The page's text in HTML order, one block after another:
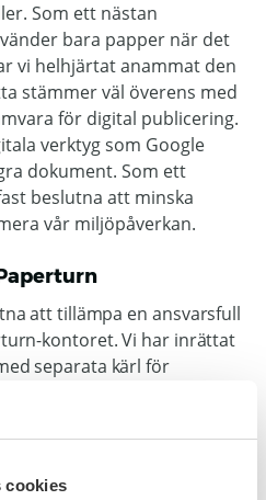
cookies
Som ett nästan
bara papper när det
vi helhjärtat anammat den
stämmer väl överens med
för digital publicering.
verktyg som Google
dokument. Som ett
beslutna att minska
vår miljöpåverkan.
att tillämpa en ansvarsfull
kontoret. Vi har inrättat
separata kärl för
material.
efter specifika avfallstyper
glas och organiskt